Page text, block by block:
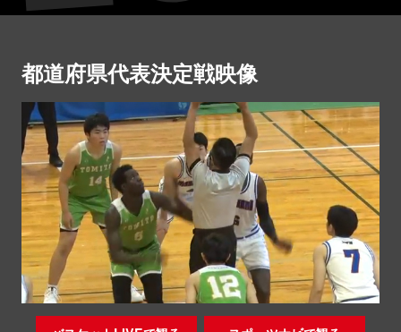
都道府県代表決定戦映像